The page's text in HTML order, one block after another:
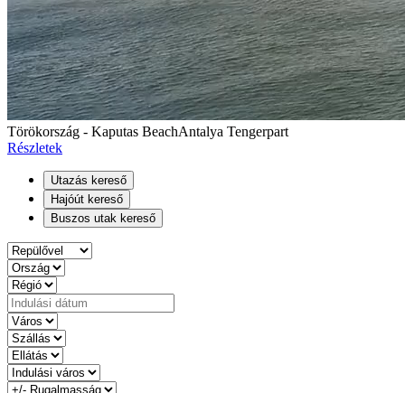
Törökország - Kaputas BeachAntalya Tengerpart
Részletek
Utazás kereső
Hajóút kereső
Buszos utak kereső